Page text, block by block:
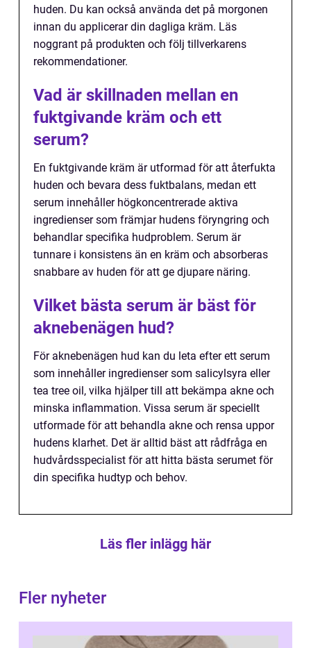
huden. Du kan också använda det på morgonen
innan du applicerar din dagliga kräm. Läs
noggrant på produkten och följ tillverkarens
rekommendationer.
Vad är skillnaden mellan en
fuktgivande kräm och ett
serum?
En fuktgivande kräm är utformad för att återfukta
huden och bevara dess fuktbalans, medan ett
serum innehåller högkoncentrerade aktiva
ingredienser som främjar hudens föryngring och
behandlar specifika hudproblem. Serum är
tunnare i konsistens än en kräm och absorberas
snabbare av huden för att ge djupare näring.
Vilket bästa serum är bäst för
aknebenägen hud?
För aknebenägen hud kan du leta efter ett serum
som innehåller ingredienser som salicylsyra eller
tea tree oil, vilka hjälper till att bekämpa akne och
minska inflammation. Vissa serum är speciellt
utformade för att behandla akne och rensa uppor
hudens klarhet. Det är alltid bäst att rådfråga en
hudvårdsspecialist för att hitta bästa serumet för
din specifika hudtyp och behov.
Läs fler inlägg här
Fler nyheter